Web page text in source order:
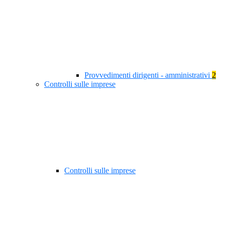
Provvedimenti dirigenti - amministrativi 2
Controlli sulle imprese
Controlli sulle imprese